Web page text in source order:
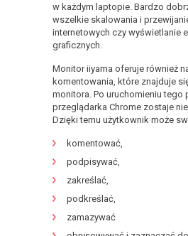
w każdym laptopie. Bardzo
wszelkie skalowania i
internetowych czy wyświetlanie
graficznych.
Monitor iiyama oferuje również
komentowania, które znajduje
monitora. Po uruchomieniu tego
przeglądarka Chrome zostaje
Dzięki temu użytkownik może
komentować,
podpisywać,
zakreślać,
podkreślać,
zamazywać